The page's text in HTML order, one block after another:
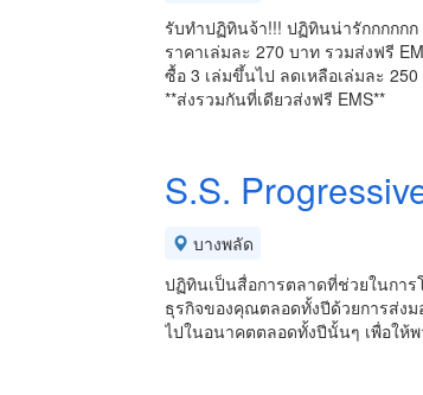
รับทำปฏิทินจ้า!!! ปฏิทินน่ารักกกกก
ราคาเล่มละ 270 บาท รวมส่งฟรี
ซื้อ 3 เล่มขึ้นไป ลดเหลือเล่มละ
**ส่งรวมกันที่เดียวส่งฟรี EMS**
S.S.
บางพลัด
ปฏิทินเป็นสื่อการตลาดที่ช่วยในกา
ธุรกิจของคุณตลอดทั้งปีด้วยการส่ง
ไปในอนาคตตลอดทั้งปีนั้นๆ เพื่อให้